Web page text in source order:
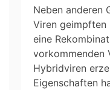
Neben anderen
Viren
eine
vorkommenden
Hybridviren
Eigenschaften